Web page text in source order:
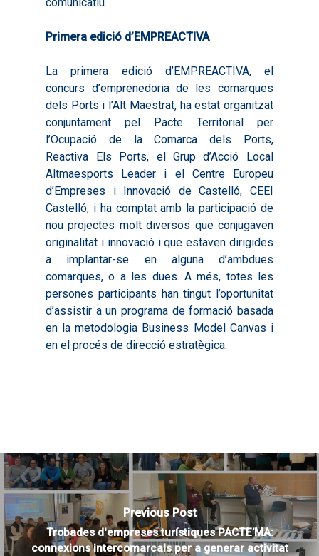
Primera edició d’EMPREACTIVA
La primera edició d’EMPREACTIVA, el
concurs d’emprenedoria de les comarques
dels Ports i l’Alt Maestrat, ha estat organitzat
conjuntament pel Pacte Territorial per
l’Ocupació de la Comarca dels Ports,
Reactiva Els Ports, el Grup d’Acció Local
Altmaesports Leader i el Centre Europeu
d’Empreses i Innovació de Castelló, CEEI
Castelló, i ha comptat amb la participació de
nou projectes molt diversos que conjugaven
originalitat i innovació i que estaven dirigides
a implantar-se en alguna d’ambdues
comarques, o a les dues. A més, totes les
persones participants han tingut l’oportunitat
d’assistir a un programa de formació basada
en la metodologia Business Model Canvas i
en el procés de direcció estratègica.
Previous Post
Trobades d'empreses turístiques PACTE’MA:
connexions intercomarcals per a generar activitat